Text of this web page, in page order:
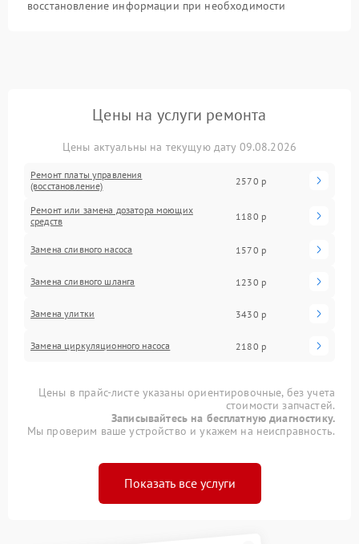
восстановление информации при необходимости
Цены на услуги ремонта
Цены актуальны на текущую дату 09.08.2026
Ремонт платы управления
(восстановление)
2570 р
Ремонт или замена дозатора моющих
средств
1180 р
Замена сливного насоса 1570 р
Замена сливного шланга 1230 р
Замена улитки 3430 р
Замена циркуляционного насоса 2180 р
Цены в прайс-листе указаны ориентировочные, без учета
стоимости запчастей.
Записывайтесь на бесплатную диагностику.
Мы проверим ваше устройство и укажем на неисправность.
Показать все услуги